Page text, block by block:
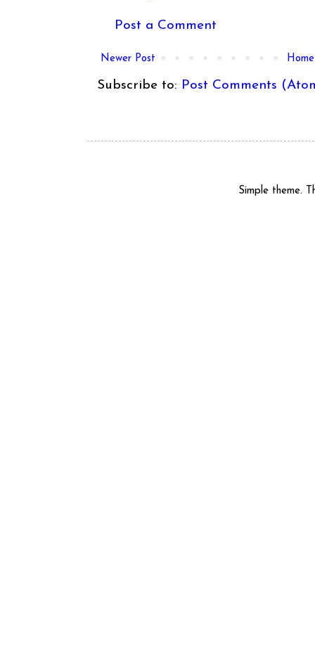
Post a Comment
Newer Post Home
Subscribe to: Post Comments
Simple theme.